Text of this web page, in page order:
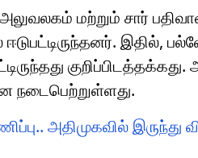
மற்றும் சார்
இதில்,
குறிப்பிடத்தக்கது.
நடைபெற்றுள்ளது.
அதிமுகவில்